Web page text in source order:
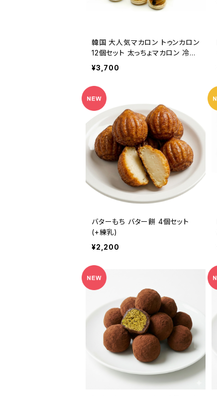
韓国 大人気マカロン トゥンカロン
12個セット 太っちょマカロン 冷凍
品 cooing
¥3,700
バターもち バター餅 4個セット
(+練乳)
¥2,200